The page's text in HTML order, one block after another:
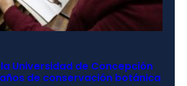
Universidad de Concepción
de conservación botánica